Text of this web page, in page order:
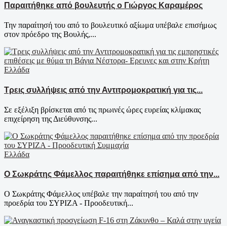
Παραιτήθηκε από βουλευτής ο Γιώργος Καραμέρος
Την παραίτησή του από το βουλευτικό αξίωμα υπέβαλε επισήμως
στον πρόεδρο της Βουλής,...
Ελλάδα
Τρεις συλλήψεις από την Αντιτρομοκρατική για τις...
Σε εξέλιξη βρίσκεται από τις πρωινές ώρες ευρείας κλίμακας
επιχείρηση της Διεύθυνσης...
Ελλάδα
Ο Σωκράτης Φάμελλος παραιτήθηκε επίσημα από την...
Ο Σωκράτης Φάμελλος υπέβαλε την παραίτησή του από την
προεδρία του ΣΥΡΙΖΑ - Προοδευτική...